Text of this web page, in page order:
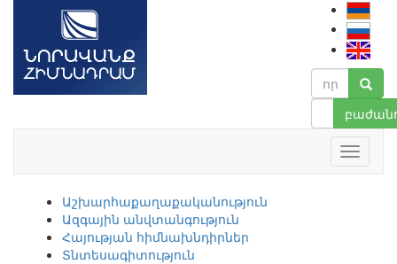
Աշխարհաքաղաքականություն
Ազգային անվտանգություն
Հայության հիմնախնդիրներ
Տնտեսագիտություն